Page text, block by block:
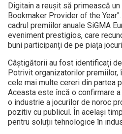
Digitain a reușit să primească
Bookmaker Provider of the
cadrul premiilor anuale SiGMA
eveniment prestigios, care
buni participanți de pe piața
Câștigătorii au fost identificați
Potrivit organizatorilor premiilor,
cele mai multe cereri din partea
Aceasta este încă o confirmare
o industrie a jocurilor de noroc
pozitiv cu publicul. În același
pentru soluții tehnologice în